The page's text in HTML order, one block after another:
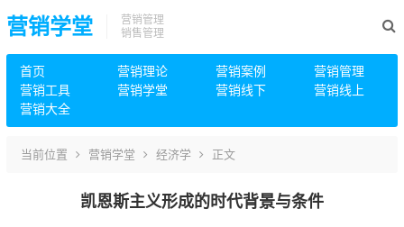
营销学堂
营销管理
销售管理
首页 营销理论 营销案例
营销管理
营销工具
营销学堂 营销线下
营销线上
营销大全
当前位置 营销学堂 经济学 正文
凯恩斯主义形成的时代背景与条件